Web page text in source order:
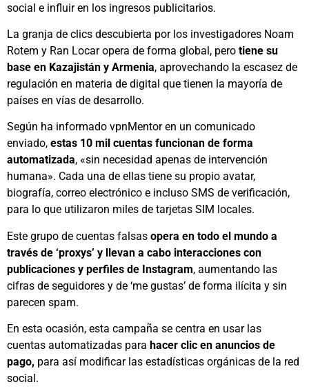
social e influir en los ingresos publicitarios.
La granja de clics descubierta por los investigadores Noam
Rotem y Ran Locar opera de forma global, pero tiene su
base en Kazajistán y Armenia, aprovechando la escasez de
regulación en materia de digital que tienen la mayoría de
países en vías de desarrollo.
Según ha informado vpnMentor en un comunicado
enviado, estas 10 mil cuentas funcionan de forma
automatizada, «sin necesidad apenas de intervención
humana». Cada una de ellas tiene su propio avatar,
biografía, correo electrónico e incluso SMS de verificación,
para lo que utilizaron miles de tarjetas SIM locales.
Este grupo de cuentas falsas opera en todo el mundo a
través de ‘proxys’ y llevan a cabo interacciones con
publicaciones y perfiles de Instagram, aumentando las
cifras de seguidores y de ‘me gustas’ de forma ilícita y sin
parecen spam.
En esta ocasión, esta campaña se centra en usar las
cuentas automatizadas para hacer clic en anuncios de
pago, para así modificar las estadísticas orgánicas de la red
social.